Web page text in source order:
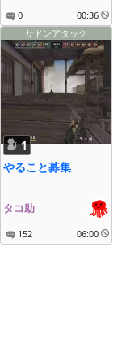
0
00:36
サドンアタック
1
やること募集
タコ助
152
06:00